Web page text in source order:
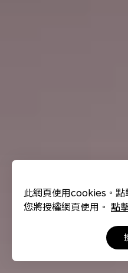
此網頁使用cookies。點
您將授權網頁使用。 點